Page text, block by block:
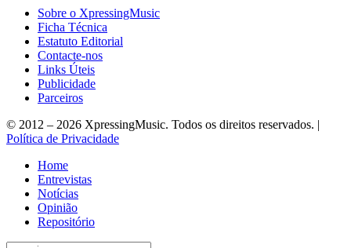
Sobre o XpressingMusic
Ficha Técnica
Estatuto Editorial
Contacte-nos
Links Úteis
Publicidade
Parceiros
© 2012 – 2026 XpressingMusic. Todos os direitos reservados. |
Política de Privacidade
Home
Entrevistas
Notícias
Opinião
Repositório